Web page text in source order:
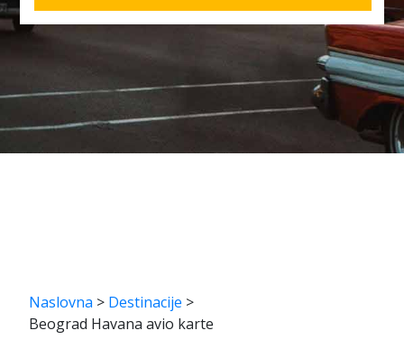
Naslovna > Destinacije >
Beograd Havana avio karte